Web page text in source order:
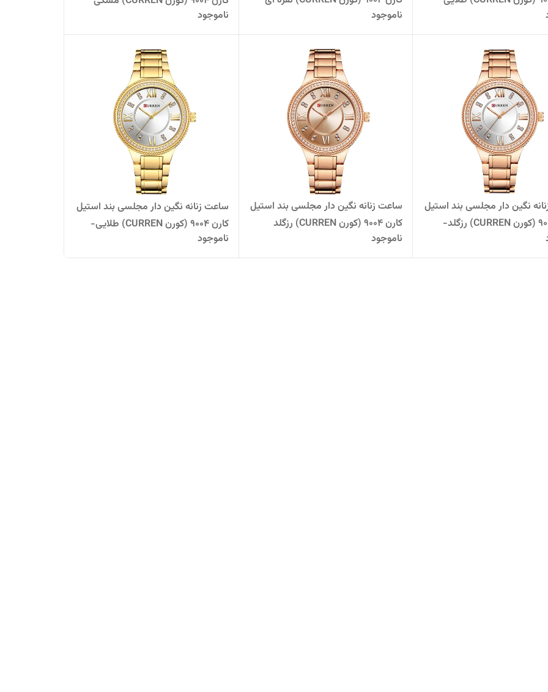
ناموجود
ناموجود
نگین دار مجلسی بند استیل
کارن 9004 (کورن CURREN) رزگلد-
ساعت زنانه نگین دار مجلسی بند استیل
کارن 9004 (کورن CURREN) رزگلد
ناموجود
ساعت زنانه نگین دار مجلسی بند استیل
کارن 9004 (کورن CURREN) طلایی-
سفید
ناموجود